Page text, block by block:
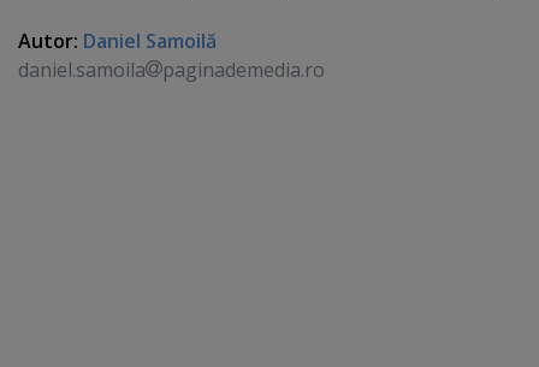
Autor: Daniel Samoilă
daniel.samoila
paginademedia.ro